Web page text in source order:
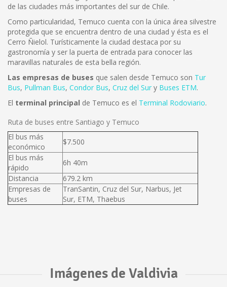
de las ciudades más importantes del sur de Chile.
Como particularidad, Temuco cuenta con la única área silvestre
protegida que se encuentra dentro de una ciudad y ésta es el
Cerro Ñielol. Turísticamente la ciudad destaca por su
gastronomía y ser la puerta de entrada para conocer las
maravillas naturales de esta bella región.
Las empresas de buses que salen desde Temuco son Tur
Bus, Pullman Bus, Condor Bus, Cruz del Sur y Buses ETM.
El terminal principal de Temuco es el Terminal Rodoviario.
Ruta de buses entre Santiago y Temuco
El bus más
económico
$7.500
El bus más
rápido
6h 40m
Distancia
679.2 km
Empresas de
buses
TranSantin, Cruz del Sur, Narbus, Jet
Sur, ETM, Thaebus
Imágenes de Valdivia